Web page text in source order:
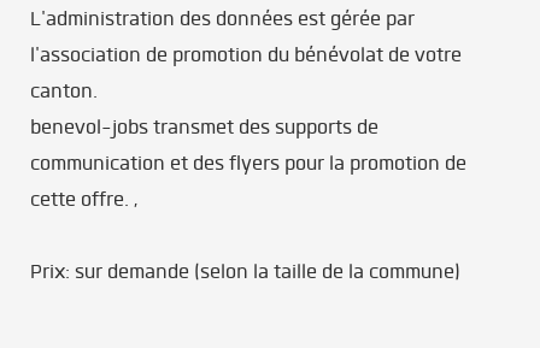
L'administration des données est gérée par
l'association de promotion du bénévolat de votre
canton.
benevol-jobs transmet des supports de
communication et des flyers pour la promotion de
cette offre. ,
Prix: sur demande (selon la taille de la commune)